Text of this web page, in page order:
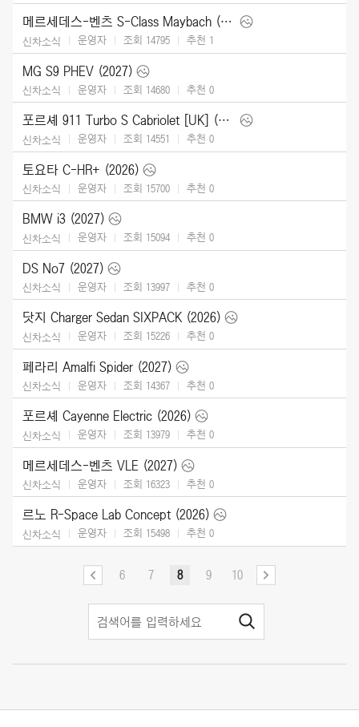
메르세데스-벤츠 S-Class Maybach (2027)
신차소식 운영자 조회 14795 추천 1
MG S9 PHEV (2027)
신차소식 운영자 조회 14680 추천 0
포르셰 911 Turbo S Cabriolet [UK] (2026)
신차소식 운영자 조회 14551 추천 0
토요타 C-HR+ (2026)
신차소식 운영자 조회 15700 추천 0
BMW i3 (2027)
신차소식 운영자 조회 15094 추천 0
DS No7 (2027)
신차소식 운영자 조회 13997 추천 0
닷지 Charger Sedan SIXPACK (2026)
신차소식 운영자 조회 15226 추천 0
페라리 Amalfi Spider (2027)
신차소식 운영자 조회 14367 추천 0
포르셰 Cayenne Electric (2026)
신차소식 운영자 조회 13979 추천 0
메르세데스-벤츠 VLE (2027)
신차소식 운영자 조회 16323 추천 0
르노 R-Space Lab Concept (2026)
신차소식 운영자 조회 15498 추천 0
6 7 8 9 10